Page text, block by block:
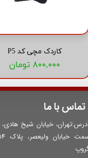
کاردک مچی کد P5
۸۰۰,۰۰۰ تومان
تماس با ما
خیابان شیخ